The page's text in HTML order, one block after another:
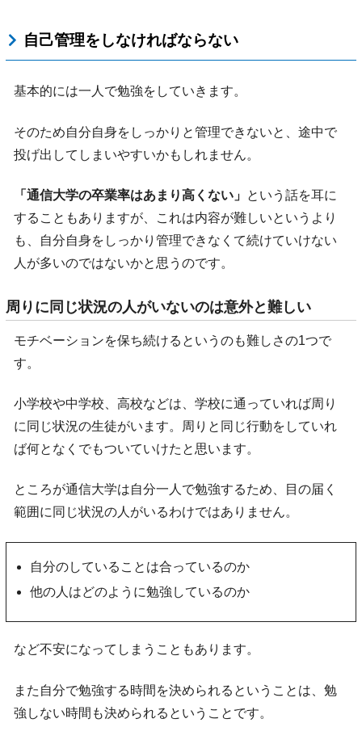
自己管理をしなければならない
基本的には一人で勉強をしていきます。
そのため自分自身をしっかりと管理できないと、途中で
投げ出してしまいやすいかもしれません。
「通信大学の卒業率はあまり高くない」 という話を耳に
することもありますが、これは内容が難しいというより
も、自分自身をしっかり管理できなくて続けていけない
人が多いのではないかと思うのです。
周りに同じ状況の人がいないのは意外と難しい
モチベーションを保ち続けるというのも難しさの1つで
す。
小学校や中学校、高校などは、学校に通っていれば周り
に同じ状況の生徒がいます。周りと同じ行動をしていれ
ば何となくでもついていけたと思います。
ところが通信大学は自分一人で勉強するため、目の届く
範囲に同じ状況の人がいるわけではありません。
自分のしていることは合っているのか
他の人はどのように勉強しているのか
など不安になってしまうこともあります。
また自分で勉強する時間を決められるということは、勉
強しない時間も決められるということです。